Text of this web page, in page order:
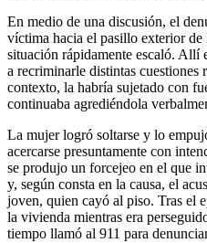
En medio de una discusión, el
víctima hacia el pasillo exterior de
situación rápidamente escaló. Allí
a recriminarle distintas cuestiones
contexto, la habría sujetado con
continuaba agrediéndola
La mujer logró soltarse y lo
acercarse presuntamente con
se produjo un forcejeo en el que
y, según consta en la causa, el
joven, quien cayó al piso. Tras el
la vivienda mientras era
tiempo llamó al 911 para